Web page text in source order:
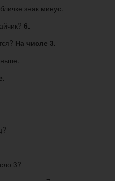
знак минус.
6.
На числе 3.
3?